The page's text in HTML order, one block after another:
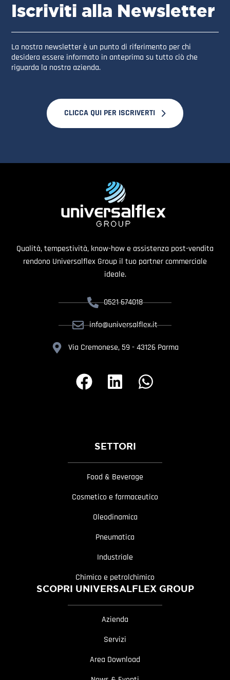
Iscriviti alla Newsletter
La nostra newsletter è un punto di riferimento per chi
desidera essere informato in anteprima su tutto ciò che
riguarda la nostra azienda.
CLICCA QUI PER ISCRIVERTI
Qualità, tempestività, know-how e assistenza post-vendita
rendono Universalflex Group il tuo partner commerciale
ideale.
0521 674018
info@universalflex.it
Via Cremonese, 59 - 43126 Parma
SETTORI
Food & Beverage
Cosmetico e farmaceutico
Oleodinamica
Pneumatica
Industriale
Chimico e petrolchimico
SCOPRI UNIVERSALFLEX GROUP
Azienda
Servizi
Area Download